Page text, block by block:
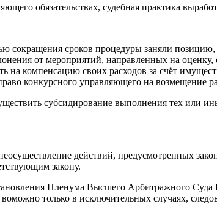
обязательствах, судебная практика
сокращения сроков процедуры заняли
от мероприятий, направленных на
компенсацию своих расходов за счёт
конкурсного управляющего на возмещение
субсидирование выполнения тех
действий, предусмотренных
закону.
Пленума Высшего Арбитражного
только в исключительных случаях,